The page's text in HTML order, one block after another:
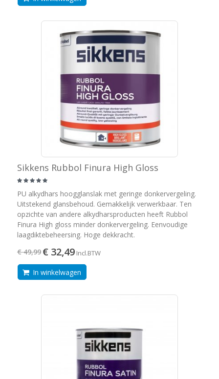
Sikkens Rubbol Finura High Gloss
PU alkydhars hoogglanslak met geringe donkervergeling.
Uitstekend glansbehoud. Gemakkelijk verwerkbaar. Ten
opzichte van andere alkydharsproducten heeft Rubbol
Finura High gloss minder donkervergeling. Eenvoudige
laagdiktebeheersing. Hoge dekkracht.
€ 49,99 € 32,49 Incl.BTW
In winkelwagen